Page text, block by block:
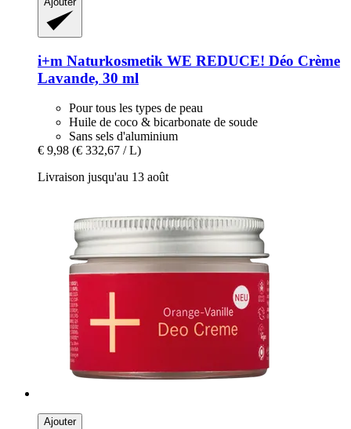
i+m Naturkosmetik WE REDUCE! Déo Crème
Lavande, 30 ml
Pour tous les types de peau
Huile de coco & bicarbonate de soude
Sans sels d'aluminium
€ 9,98 (€ 332,67 / L)
Livraison jusqu'au 13 août
Ajouter